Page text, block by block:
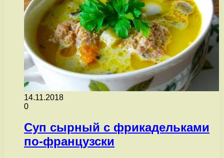
14.11.2018
0
Суп сырный с фрикадельками
по-французски